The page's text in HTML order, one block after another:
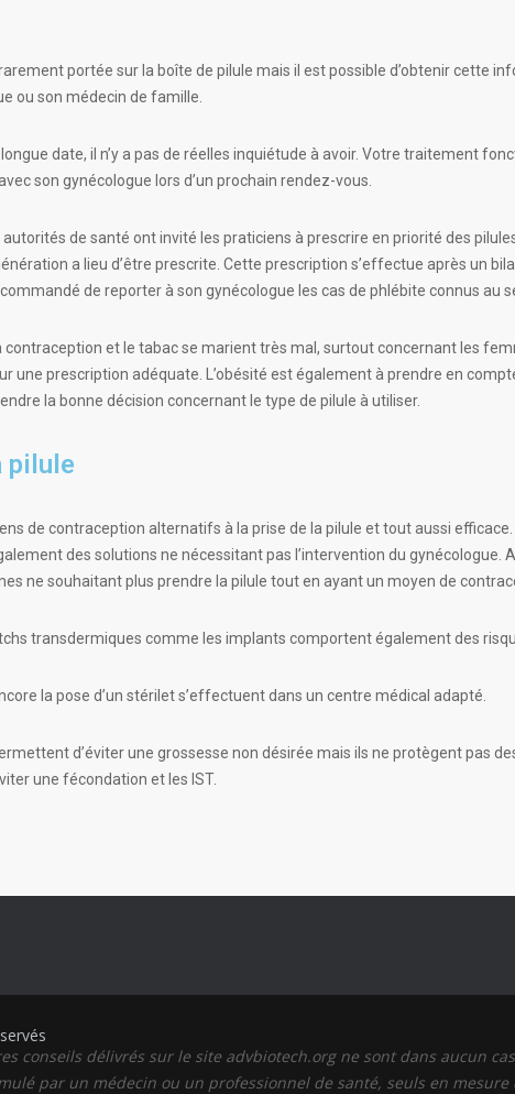
portée sur la boîte de pilule mais il est possible d’obtenir cette
ou son médecin de famille.
longue date, il n’y a pas de réelles inquiétude à avoir. Votre traitement
son gynécologue lors d’un prochain rendez-vous.
autorités de santé ont invité les praticiens à prescrire en priorité des
a lieu d’être prescrite. Cette prescription s’effectue après un
de reporter à son gynécologue les cas de phlébite connus au
contraception et le tabac se marient très mal, surtout concernant les
une prescription adéquate. L’obésité est également à prendre en
la bonne décision concernant le type de pilule à utiliser.
pilule
de contraception alternatifs à la prise de la pilule et tout aussi
des solutions ne nécessitant pas l’intervention du gynécologue.
ne souhaitant plus prendre la pilule tout en ayant un moyen de
transdermiques comme les implants comportent également des
la pose d’un stérilet s’effectuent dans un centre médical adapté.
d’éviter une grossesse non désirée mais ils ne protègent pas
une fécondation et les IST.
conseils délivrés sur le site advbiotech.org ne sont dans aucun
par un médecin ou un professionnel de santé, seuls en mesure